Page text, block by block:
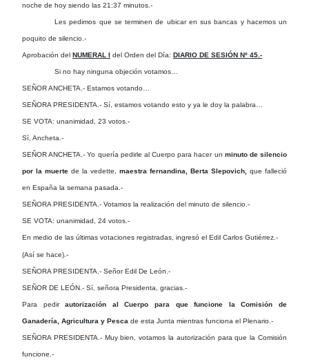
noche de hoy siendo las 21:37 minutos.-
Les pedimos que se terminen de ubicar en sus bancas y hacemos un
poquito de silencio.-
Aprobación del NUMERAL I del Orden del Día: DIARIO DE SESIÓN Nº 45.-
Si no hay ninguna objeción votamos…
SEÑOR ANCHETA.- Estamos votando…
SEÑORA PRESIDENTA.- Sí, estamos votando esto y ya le doy la palabra…
SE VOTA: unanimidad, 23 votos.-
Sí, Ancheta.-
SEÑOR ANCHETA.- Yo quería pedirle al Cuerpo para hacer un minuto de silencio
por la muerte de la vedette, maestra fernandina, Berta Slepovich, que falleció
en España la semana pasada.-
SEÑORA PRESIDENTA.- Votamos la realización del minuto de silencio.-
SE VOTA: unanimidad, 24 votos.-
En medio de las últimas votaciones registradas, ingresó el Edil Carlos Gutiérrez.-
(Así se hace).-
SEÑORA PRESIDENTA.- Señor Edil De León.-
SEÑOR DE LEÓN.- Sí, señora Presidenta, gracias.-
Para pedirautorización al Cuerpo para que funcione la Comisión de
Ganadería, Agricultura y Pesca de esta Junta mientras funciona el Plenario.-
SEÑORA PRESIDENTA.- Muy bien, votamos la autorización para que la Comisión
funcione.-